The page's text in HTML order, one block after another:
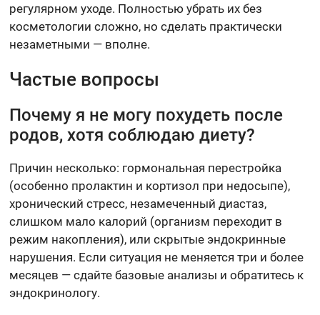
регулярном уходе. Полностью убрать их без
косметологии сложно, но сделать практически
незаметными — вполне.
Частые вопросы
Почему я не могу похудеть после
родов, хотя соблюдаю диету?
Причин несколько: гормональная перестройка
(особенно пролактин и кортизол при недосыпе),
хронический стресс, незамеченный диастаз,
слишком мало калорий (организм переходит в
режим накопления), или скрытые эндокринные
нарушения. Если ситуация не меняется три и более
месяцев — сдайте базовые анализы и обратитесь к
эндокринологу.